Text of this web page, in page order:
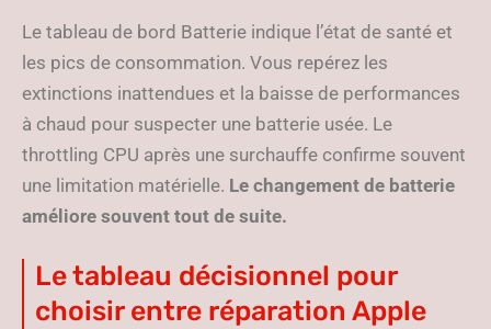
Le tableau de bord Batterie indique l’état de santé et
les pics de consommation. Vous repérez les
extinctions inattendues et la baisse de performances
à chaud pour suspecter une batterie usée. Le
throttling CPU après une surchauffe confirme souvent
une limitation matérielle. Le changement de batterie
améliore souvent tout de suite.
Le tableau décisionnel pour
choisir entre réparation Apple